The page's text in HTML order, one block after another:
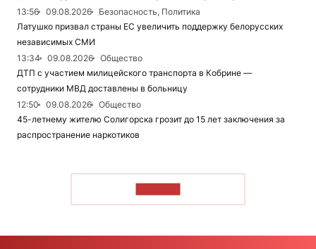
13:56
09.08.2026
Безопасность, Политика
Латушко призвал страны ЕС увеличить поддержку белорусских
независимых СМИ
13:34
09.08.2026
Общество
ДТП с участием милицейского транспорта в Кобрине —
сотрудники МВД доставлены в больницу
12:50
09.08.2026
Общество
45-летнему жителю Солигорска грозит до 15 лет заключения за
распространение наркотиков